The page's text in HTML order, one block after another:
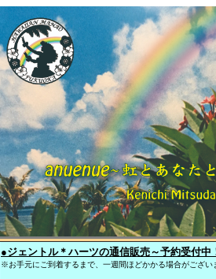
●ジェントル＊ハーツの通信販売～予約受付中
※お手元にご到着するまで、一週間ほどかかる場合がござい